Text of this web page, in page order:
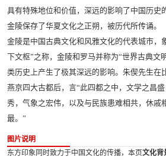
具有特殊地位和价值，深远的影响了中国历史
金陵保存了华夏文化之正朔，被历代所传诵。
金陵是中国古典文化和风雅文化的代表城市，
下文枢”之称，金陵和罗马并称为“世界古典文
类历史上产生了极其深远的影响。朱偰先生在
燕京四大古都后，言“此四都之中，文学之昌
秀，气象之宏伟，以及与民族患难相共，休戚
最。”
图片说明
东方印象同时致力于中国文化的传播，本页文化背